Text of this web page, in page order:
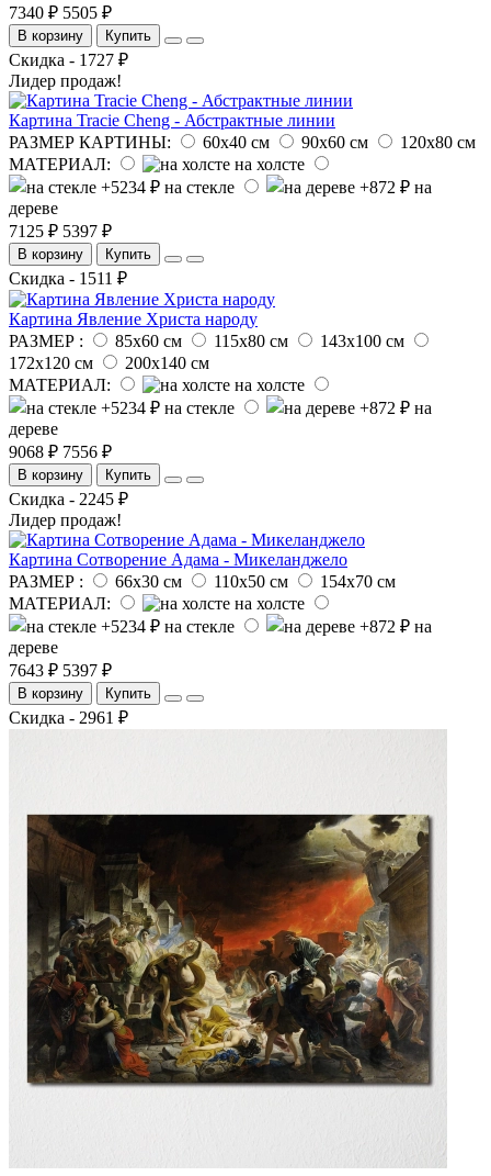
7340 ₽ 5505 ₽
В корзину Купить
Скидка - 1727 ₽
Лидер продаж!
Картина Tracie Cheng - Абстрактные линии
РАЗМЕР КАРТИНЫ:
60х40 см 90х60 см
120х80 см
МАТЕРИАЛ:
на холсте
на стекле
на
дереве
7125 ₽ 5397 ₽
В корзину Купить
Скидка - 1511 ₽
Картина Явление Христа народу
РАЗМЕР :
85х60 см 115х80 см
143х100 см
172х120 см
200х140 см
МАТЕРИАЛ:
на холсте
на стекле
на
дереве
9068 ₽ 7556 ₽
В корзину Купить
Скидка - 2245 ₽
Лидер продаж!
Картина Сотворение Адама - Микеланджело
РАЗМЕР :
66х30 см 110х50 см
154х70 см
МАТЕРИАЛ:
на холсте
на стекле
на
дереве
7643 ₽ 5397 ₽
В корзину Купить
Скидка - 2961 ₽